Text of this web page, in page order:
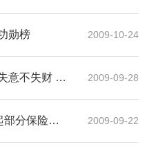
勋榜 2009-10-24
保险保平安 2009-09-28
产品将停售 2009-09-22